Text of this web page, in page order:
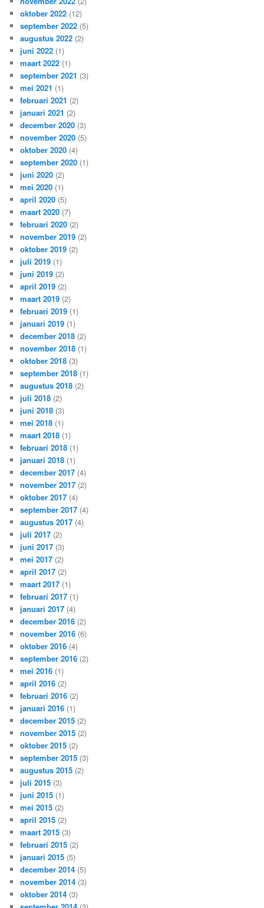
oktober 2022 (12)
september 2022 (5)
augustus 2022 (2)
juni 2022 (1)
maart 2022 (1)
september 2021 (3)
mei 2021 (1)
februari 2021 (2)
januari 2021 (2)
december 2020 (3)
november 2020 (5)
oktober 2020 (4)
september 2020 (1)
juni 2020 (2)
mei 2020 (1)
april 2020 (5)
maart 2020 (7)
februari 2020 (2)
november 2019 (2)
oktober 2019 (2)
juli 2019 (1)
juni 2019 (2)
april 2019 (2)
maart 2019 (2)
februari 2019 (1)
januari 2019 (1)
december 2018 (2)
november 2018 (1)
oktober 2018 (3)
september 2018 (1)
augustus 2018 (2)
juli 2018 (2)
juni 2018 (3)
mei 2018 (1)
maart 2018 (1)
februari 2018 (1)
januari 2018 (1)
december 2017 (4)
november 2017 (2)
oktober 2017 (4)
september 2017 (4)
augustus 2017 (4)
juli 2017 (2)
juni 2017 (3)
mei 2017 (2)
april 2017 (2)
maart 2017 (1)
februari 2017 (1)
januari 2017 (4)
december 2016 (2)
november 2016 (6)
oktober 2016 (4)
september 2016 (2)
mei 2016 (1)
april 2016 (2)
februari 2016 (2)
januari 2016 (1)
december 2015 (2)
november 2015 (2)
oktober 2015 (2)
september 2015 (3)
augustus 2015 (2)
juli 2015 (3)
juni 2015 (1)
mei 2015 (2)
april 2015 (2)
maart 2015 (3)
februari 2015 (2)
januari 2015 (5)
december 2014 (5)
november 2014 (3)
oktober 2014 (3)